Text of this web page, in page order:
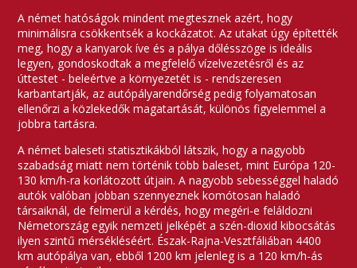
A német hatóságok mindent megtesznek azért, hogy
minimálisra csökkentsék a kockázatot. Az utakat úgy építették
meg, hogy a kanyarok íve és a pálya dőlésszöge is ideális
legyen, gondoskodtak a megfelelő vízelvezetésről és az
úttestet - beleértve a környezetét is - rendszeresen
karbantartják, az autópályarendőrség pedig folyamatosan
ellenőrzi a közlekedők magatartását, különös figyelemmel a
jobbra tartásra.
A német baleseti statisztikákból látszik, hogy a nagyobb
szabadság miatt nem történik több baleset, mint Európa 120-
130 km/h-ra korlátozott útjain. A nagyobb sebességgel haladó
autók valóban jobban szennyeznek komótosan haladó
társaiknál, de felmerül a kérdés, hogy megéri-e feláldozni
Németország egyik nemzeti jelképét a szén-dioxid kibocsátás
ilyen szintű mérsékléséért. Észak-Rajna-Vesztfáliában 4400
km autópálya van, ebből 1200 km jelenleg is a 120 km/h-ás